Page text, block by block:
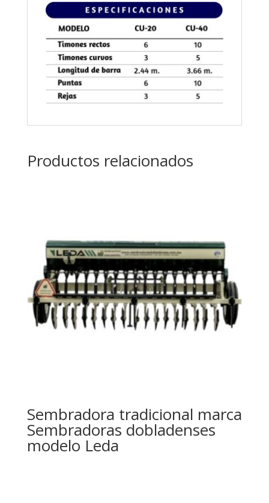
Productos relacionados
Sembradora tradicional marca
Sembradoras dobladenses
modelo Leda